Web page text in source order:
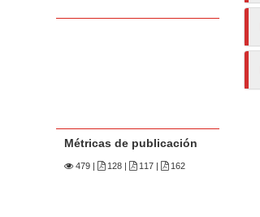
Métricas de publicación
479| 128 | 117 | 162